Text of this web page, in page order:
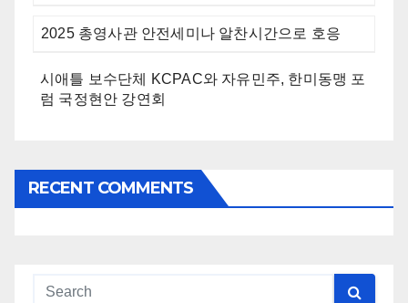
2025 총영사관 안전세미나 알찬시간으로 호응
시애틀 보수단체 KCPAC와 자유민주, 한미동맹 포
럼 국정현안 강연회
RECENT COMMENTS